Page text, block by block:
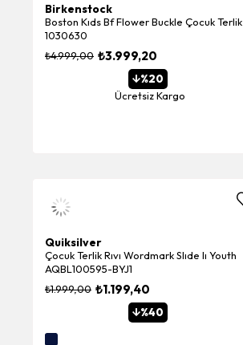
Birkenstock
Boston Kıds Bf Flower Buckle Çocuk Terlik
1030630
₺3.999,20
₺4.999,00
%20
Ücretsiz Kargo
Quiksilver
Çocuk Terlik Rıvı Wordmark Slıde Iı Youth
AQBL100595-BYJ1
₺1.199,40
₺1.999,00
%40